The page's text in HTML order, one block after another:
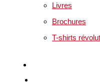
Livres
Brochures
T-shirts